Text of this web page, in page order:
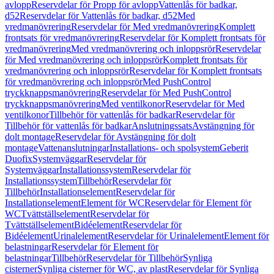
avloppReservdelar för Propp för avloppVattenlås för badkar,
d52Reservdelar för Vattenlås för badkar, d52Med
vredmanövreringReservdelar för Med vredmanövreringKomplett
frontsats för vredmanövreringReservdelar för Komplett frontsats för
vredmanövreringMed vredmanövrering och inloppsrörReservdelar
för Med vredmanövrering och inloppsrörKomplett frontsats för
vredmanövrering och inloppsrörReservdelar för Komplett frontsats
för vredmanövrering och inloppsrörMed PushControl
tryckknappsmanövreringReservdelar för Med PushControl
tryckknappsmanövreringMed ventilkonorReservdelar för Med
ventilkonorTillbehör för vattenlås för badkarReservdelar för
Tillbehör för vattenlås för badkarAnslutningssatsAvstängning för
dolt montageReservdelar för Avstängning för dolt
montageVattenanslutningarInstallations- och spolsystemGeberit
DuofixSystemväggarReservdelar för
SystemväggarInstallationssystemReservdelar för
InstallationssystemTillbehörReservdelar för
TillbehörInstallationselementReservdelar för
InstallationselementElement för WCReservdelar för Element för
WCTvättställselementReservdelar för
TvättställselementBidéelementReservdelar för
BidéelementUrinalelementReservdelar för UrinalelementElement för
belastningarReservdelar för Element för
belastningarTillbehörReservdelar för TillbehörSynliga
cisternerSynliga cisterner för WC, av plastReservdelar för Synliga